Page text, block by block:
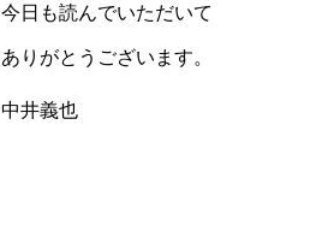
今日も読んでいただいて
ありがとうございます。
中井義也